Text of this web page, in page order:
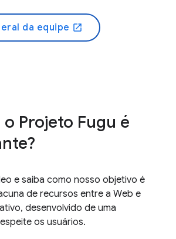
da equipe open_in_new
o Projeto Fugu é
e saiba como nosso objetivo é
de recursos entre a Web e
desenvolvido de uma
os usuários.